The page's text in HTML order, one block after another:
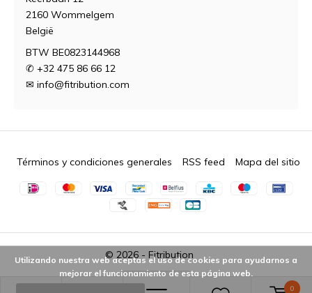
0
2160 Wommelgem
België
BTW BE0823144968
✆ +32 475 86 66 12
✉ info@fitribution.com
© 2026 - Fitribution
Términos y condiciones generales RSS feed Mapa del sitio
Utilizando nuestra web aceptas el uso de cookies para ayudarnos a
mejorar el funcionamiento de esta página web.